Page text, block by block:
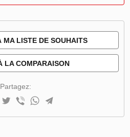
MA LISTE DE SOUHAITS
LA COMPARAISON
Partagez: